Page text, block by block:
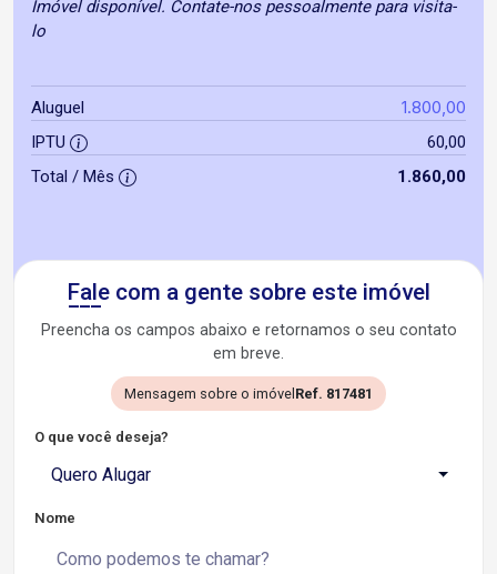
Imóvel disponível. Contate-nos pessoalmente para visita-
lo
Aluguel 1.800,00
IPTU
60,00
Total / Mês
1.860,00
Fale com a gente sobre este imóvel
Preencha os campos abaixo e retornamos o seu contato
em breve.
Mensagem sobre o imóvel Ref. 817481
O que você deseja?
Quero Alugar
Nome